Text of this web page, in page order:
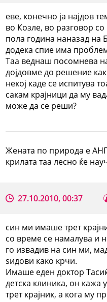
еве, конечно ја најдов
во Козле, во разговор
пола година наназад на
додека спие има
Таа веднаш посомнева
дојдовме до решение
некој каде се испитува
сакам крајници да му
може да се реши?
Жената по природа е
крилата таа лесно ќе
27.10.2010, 00:37
син ми имаше трет
со време се намалува и
го извадив на син ми,
ѕидови како крчи.
Имаше еден доктор
детска клиника, он кажа
трет крајник, а кога му